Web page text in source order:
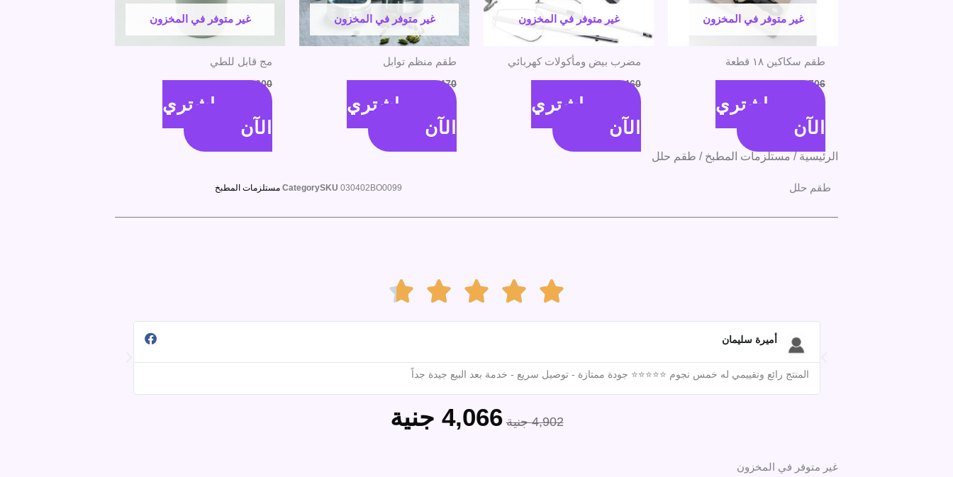
غير متوفر في المخزون
طقم سكاكين ١٨ قطعة
706 جنية 626 جنية
اشتري
الآن
غير متوفر في المخزون
مضرب بيض ومأكولات كهربائي
460 جنية 380 جنية
اشتري
الآن
غير متوفر في المخزون
طقم منظم توابل
470 جنية 390 جنية
اشتري
الآن
غير متوفر في المخزون
مج قابل للطي
300 جنية 220 جنية
اشتري
الآن
الرئيسية / مستلزمات المطبخ / طقم حلل
طقم حلل SKU030402BO0099
Category مستلزمات المطبخ





أميرة سليمان
المنتج رائع وتقييمي له خمس نجوم ⭐⭐⭐⭐⭐ جودة ممتازة - توصيل سريع - خدمة بعد البيع جيدة جداً
4,902 جنية
السعر
4,066 جنية
غير متوفر في المخزون